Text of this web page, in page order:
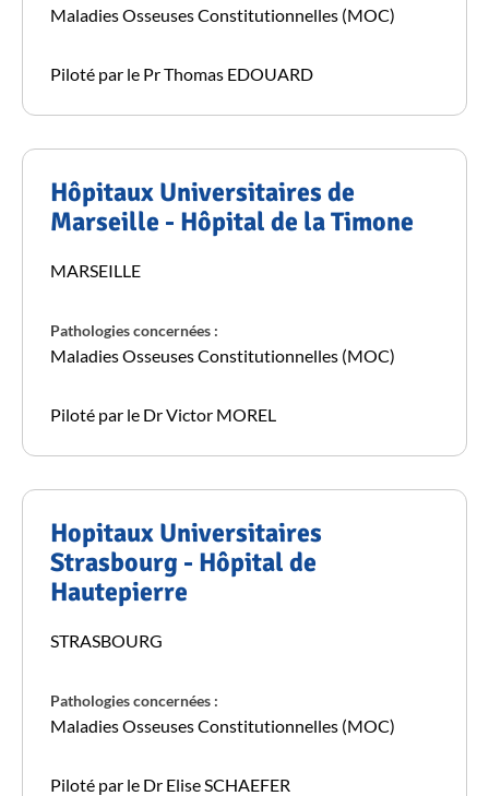
Maladies Osseuses Constitutionnelles (MOC)
Piloté par le Pr Thomas EDOUARD
Hôpitaux Universitaires de
Marseille - Hôpital de la Timone
MARSEILLE
Pathologies concernées :
Maladies Osseuses Constitutionnelles (MOC)
Piloté par le Dr Victor MOREL
Hopitaux Universitaires
Strasbourg - Hôpital de
Hautepierre
STRASBOURG
Pathologies concernées :
Maladies Osseuses Constitutionnelles (MOC)
Piloté par le Dr Elise SCHAEFER